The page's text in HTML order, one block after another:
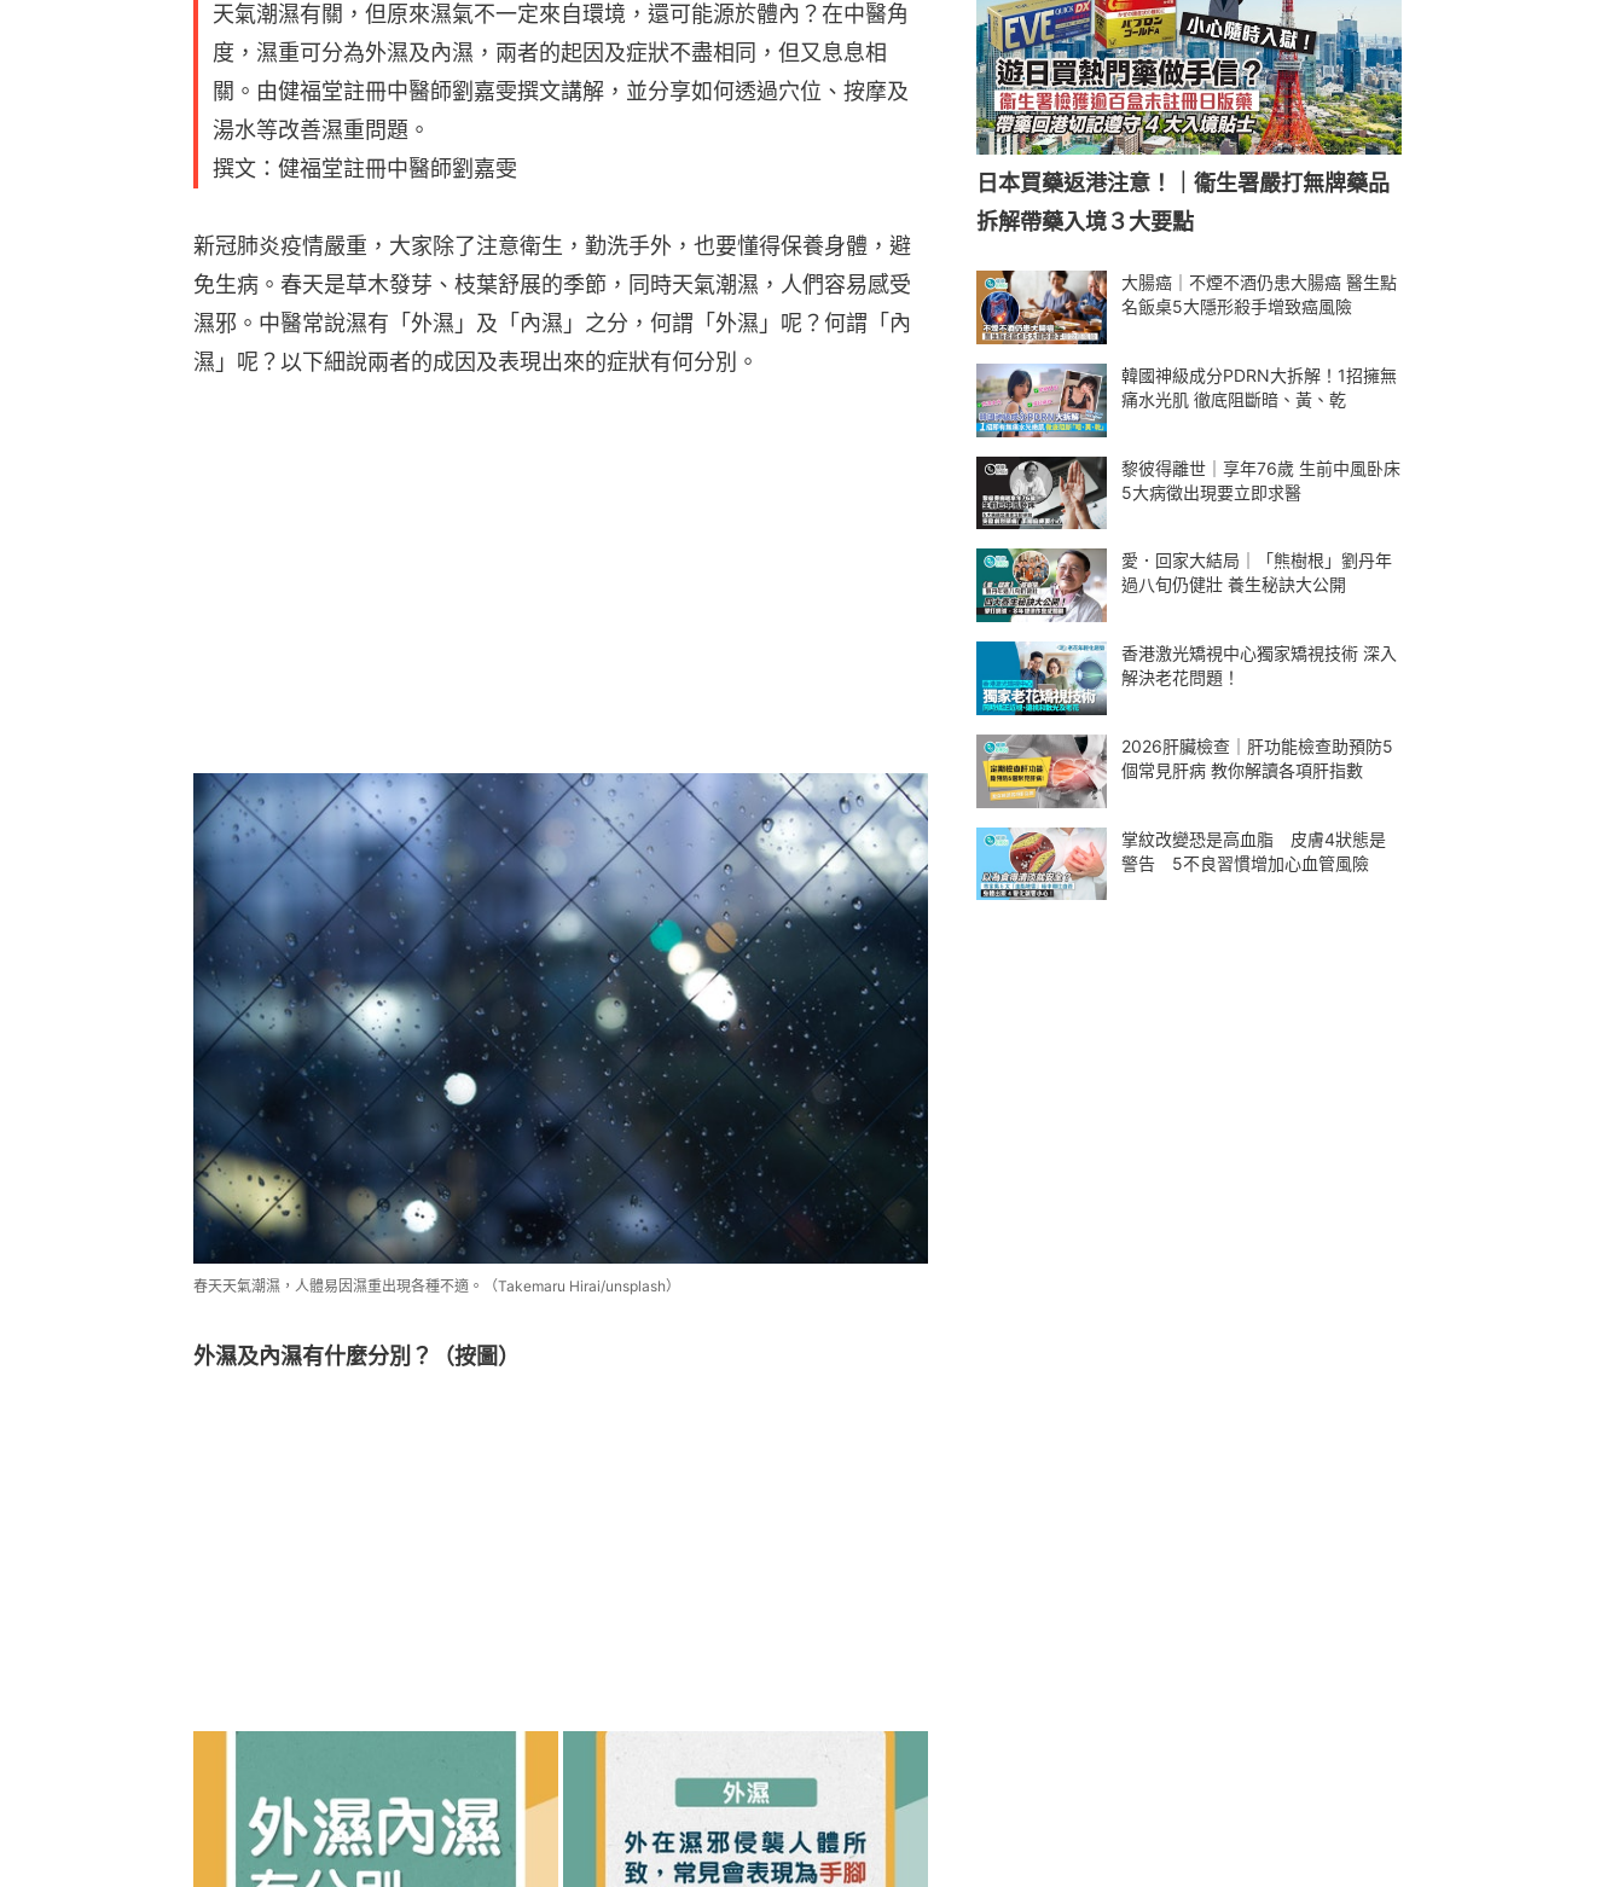
天氣潮濕有關，但原來濕氣不一定來自環境，還可能源於體內？在中醫角
度，濕重可分為外濕及內濕，兩者的起因及症狀不盡相同，但又息息相
關。由健福堂註冊中醫師劉嘉雯撰文講解，並分享如何透過穴位、按摩及
湯水等改善濕重問題。
撰文：健福堂註冊中醫師劉嘉雯
新冠肺炎疫情嚴重，大家除了注意衛生，勤洗手外，也要懂得保養身體，避
免生病。春天是草木發芽、枝葉舒展的季節，同時天氣潮濕，人們容易感受
濕邪。中醫常說濕有「外濕」及「內濕」之分，何謂「外濕」呢？何謂「內
濕」呢？以下細說兩者的成因及表現出來的症狀有何分別。
春天天氣潮濕，人體易因濕重出現各種不適。（Takemaru Hirai/unsplash）
外濕及內濕有什麼分別？（按圖）
日本買藥返港注意！｜衞生署嚴打無牌藥品
拆解帶藥入境３大要點
大腸癌｜不煙不酒仍患大腸癌 醫生點
名飯桌5大隱形殺手增致癌風險
韓國神級成分PDRN大拆解！1招擁無
痛水光肌 徹底阻斷暗、黃、乾
黎彼得離世｜享年76歲 生前中風卧床
5大病徵出現要立即求醫
愛．回家大結局｜「熊樹根」劉丹年
過八旬仍健壯 養生秘訣大公開
香港激光矯視中心獨家矯視技術 深入
解決老花問題！
2026肝臟檢查｜肝功能檢查助預防5
個常見肝病 教你解讀各項肝指數
掌紋改變恐是高血脂 皮膚4狀態是
警告 5不良習慣增加心血管風險